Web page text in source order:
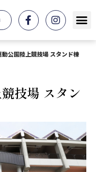
動公園陸上競技場 スタンド棟
技場 スタン